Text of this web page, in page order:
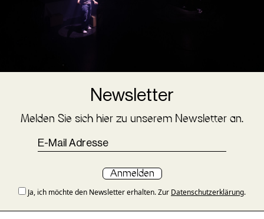
Newsletter
Melden Sie sich hier zu unserem Newsletter an.
Anmelden
Ja, ich möchte den Newsletter erhalten. Zur Datenschutzerklärung.